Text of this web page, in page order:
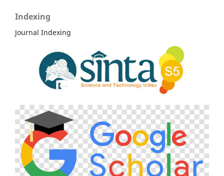
Indexing
Journal Indexing